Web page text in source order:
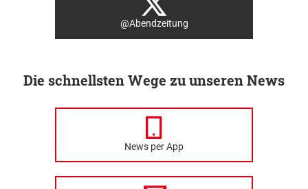
@Abendzeitung
Die schnellsten Wege zu unseren News
News per App